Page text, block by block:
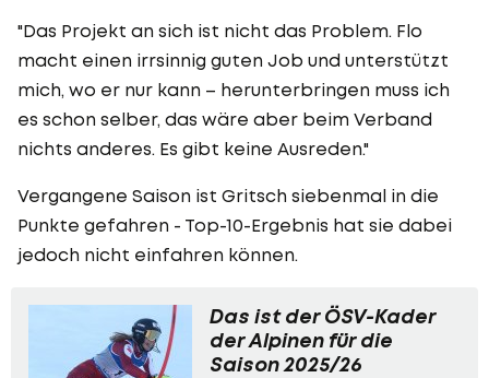
"Das Projekt an sich ist nicht das Problem. Flo
macht einen irrsinnig guten Job und unterstützt
mich, wo er nur kann – herunterbringen muss ich
es schon selber, das wäre aber beim Verband
nichts anderes. Es gibt keine Ausreden."
Vergangene Saison ist Gritsch siebenmal in die
Punkte gefahren - Top-10-Ergebnis hat sie dabei
jedoch nicht einfahren können.
Das ist der ÖSV-Kader
der Alpinen für die
Saison 2025/26